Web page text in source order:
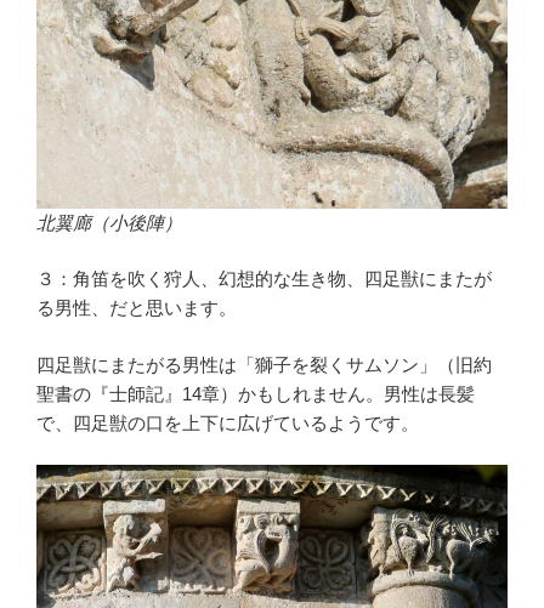
北翼廊（小後陣）
３：角笛を吹く狩人、幻想的な生き物、四足獣にまたが
る男性、だと思います。
四足獣にまたがる男性は「獅子を裂くサムソン」（旧約
聖書の『士師記』14章）かもしれません。男性は長髪
で、四足獣の口を上下に広げているようです。